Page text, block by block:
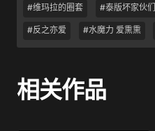
#维玛拉的圈套 #泰版坏家伙们
#反之亦爱 #水魔力 爱熏熏
相关作品